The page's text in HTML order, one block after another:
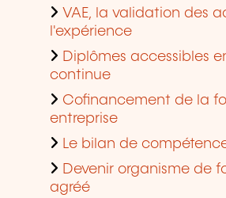
VAE, la validation des
l'expérience
Diplômes accessibles
continue
Cofinancement de la
entreprise
Le bilan de
Devenir organisme de
agréé